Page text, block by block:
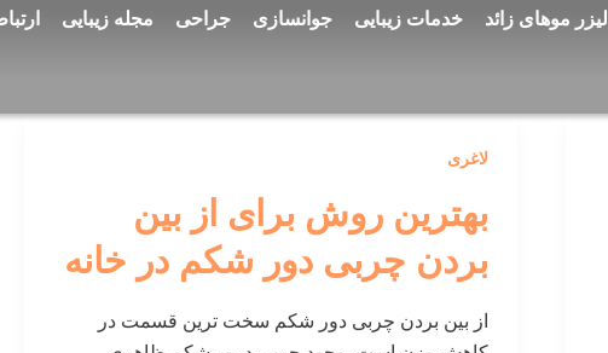
لیزر موهای زائد خدمات زیبایی جوانسازی جراحی مجله زیبایی
لاغری
بهترین روش برای از بین
بردن چربی دور شکم در خانه
از بین بردن چربی دور شکم سخت ترین قسمت در